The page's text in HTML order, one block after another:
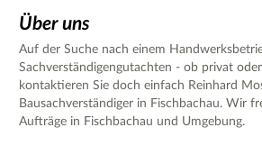
Über uns
Auf der Suche nach einem
Sachverständigengutachten - ob privat
kontaktieren Sie doch einfach Reinhard
Bausachverständiger in Fischbachau. Wir
Aufträge in Fischbachau und Umgebung.